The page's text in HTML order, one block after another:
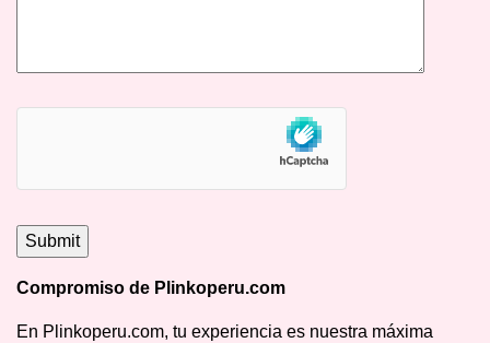
Compromiso de Plinkoperu.com
En Plinkoperu.com, tu experiencia es nuestra máxima